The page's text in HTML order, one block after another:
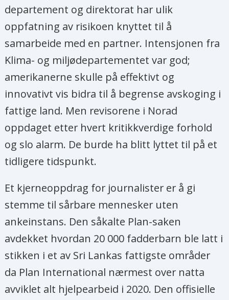
departement og direktorat har ulik
oppfatning av risikoen knyttet til å
samarbeide med en partner. Intensjonen fra
Klima- og miljødepartementet var god;
amerikanerne skulle på effektivt og
innovativt vis bidra til å begrense avskoging i
fattige land. Men revisorene i Norad
oppdaget etter hvert kritikkverdige forhold
og slo alarm. De burde ha blitt lyttet til på et
tidligere tidspunkt.
Et kjerneoppdrag for journalister er å gi
stemme til sårbare mennesker uten
ankeinstans. Den såkalte Plan-saken
avdekket hvordan 20 000 fadderbarn ble latt i
stikken i et av Sri Lankas fattigste områder
da Plan International nærmest over natta
avviklet alt hjelpearbeid i 2020. Den offisielle